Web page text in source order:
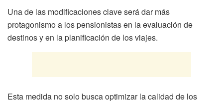
Una de las modificaciones clave será dar más
protagonismo a los pensionistas en la evaluación de
destinos y en la planificación de los viajes.
Esta medida no solo busca optimizar la calidad de los